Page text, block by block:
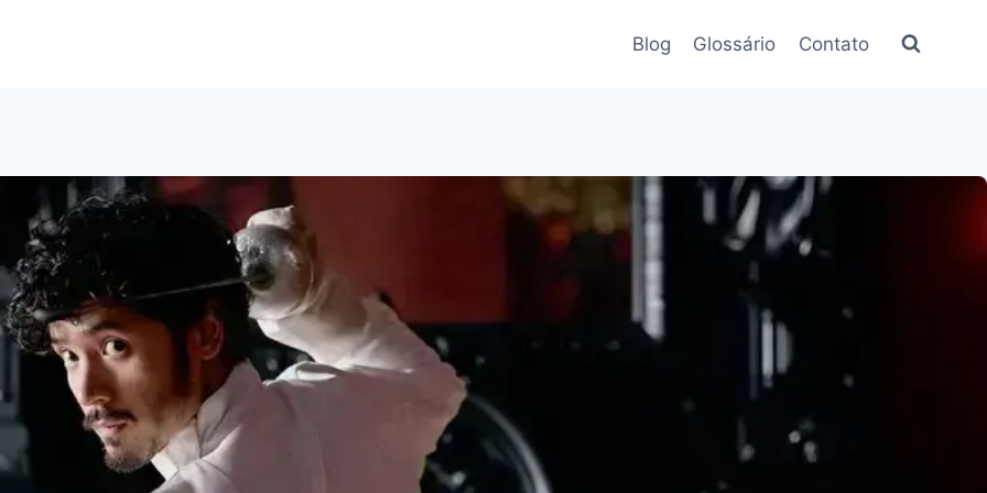
Blog Glossário Contato